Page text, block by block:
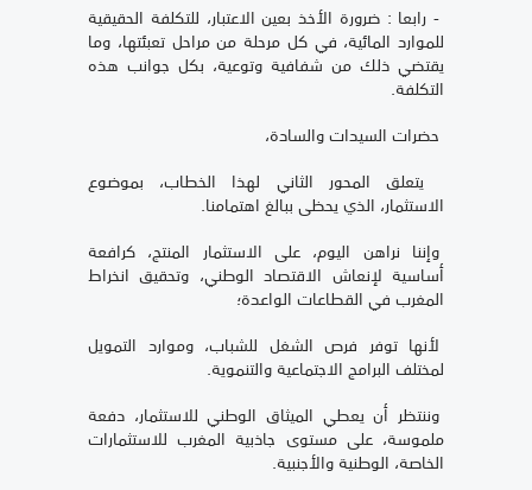
- رابعا : ضرورة الأخذ بعين الاعتبار، للتكلفة الحقيقية
للموارد المائية، في كل مرحلة من مراحل تعبئتها، وما
يقتضي ذلك من شفافية وتوعية، بكل جوانب هذه
التكلفة.
حضرات السيدات والسادة،
يتعلق المحور الثاني لهذا الخطاب، بموضوع
الاستثمار، الذي يحظى ببالغ اهتمامنا.
وإننا نراهن اليوم، على الاستثمار المنتج، کرافعة
أساسية لإنعاش الاقتصاد الوطني، وتحقيق انخراط
المغرب في القطاعات الواعدة؛
لأنها توفر فرص الشغل للشباب، وموارد التمويل
لمختلف البرامج الاجتماعية والتنموية.
وننتظر أن يعطي الميثاق الوطني للاستثمار، دفعة
ملموسة، على مستوى جاذبية المغرب للاستثمارات
الخاصة، الوطنية والأجنبية.